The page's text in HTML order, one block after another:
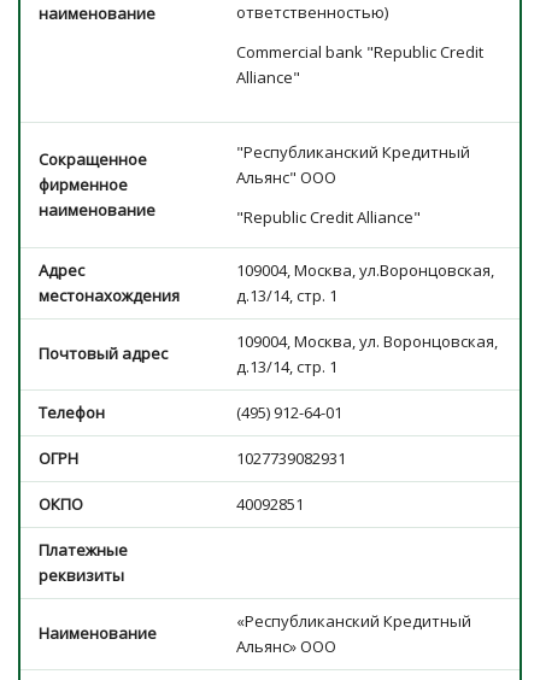
наименование
ответственностью)
Commercial bank "Republic Credit
Alliance"
Сокращенное
фирменное
наименование
"Республиканский Кредитный
Альянс" ООО
"Republic Credit Alliance"
Адрес
местонахождения
109004, Москва, ул.Воронцовская,
д.13/14, стр. 1
Почтовый адрес
109004, Москва, ул. Воронцовская,
д.13/14, стр. 1
Телефон (495) 912-64-01
ОГРН 1027739082931
ОКПО 40092851
Платежные
реквизиты
Наименование
«Республиканский Кредитный
Альянс» ООО